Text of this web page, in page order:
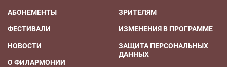
АБОНЕМЕНТЫ
ФЕСТИВАЛИ
НОВОСТИ
О ФИЛАРМОНИИ
ЗРИТЕЛЯМ
ИЗМЕНЕНИЯ В ПРОГРАММЕ
ЗАЩИТА ПЕРСОНАЛЬНЫХ
ДАННЫХ